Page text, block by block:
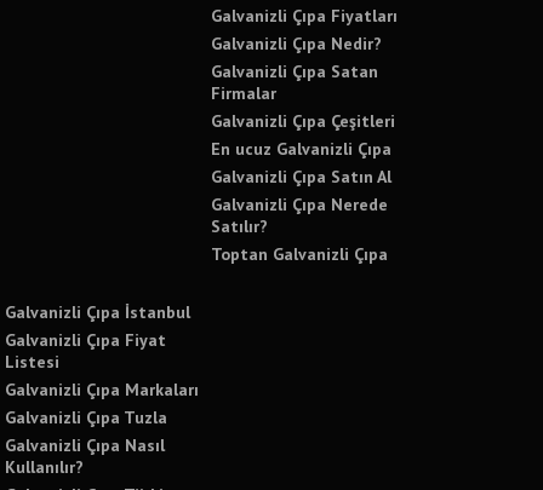
Galvanizli Çıpa Fiyatları
Galvanizli Çıpa Nedir?
Galvanizli Çıpa Satan
Firmalar
Galvanizli Çıpa Çeşitleri
En ucuz Galvanizli Çıpa
Galvanizli Çıpa Satın Al
Galvanizli Çıpa Nerede
Satılır?
Toptan Galvanizli Çıpa
Galvanizli Çıpa İstanbul
Galvanizli Çıpa Fiyat
Listesi
Galvanizli Çıpa Markaları
Galvanizli Çıpa Tuzla
Galvanizli Çıpa Nasıl
Kullanılır?